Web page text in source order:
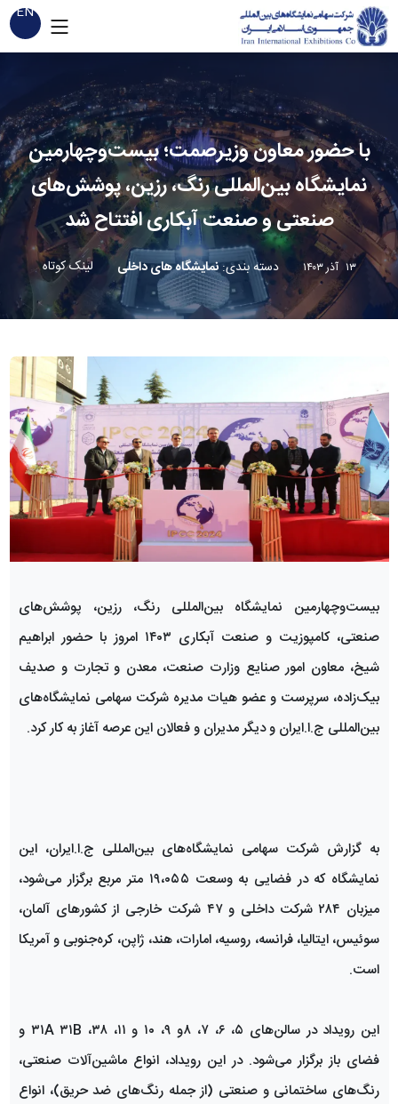
EN
با حضور معاون وزیرصمت؛ بیست‌وچهارمین
نمایشگاه بین‌المللی رنگ، رزین، پوشش‌های
صنعتی و صنعت آبکاری افتتاح شد
۱۳ آذر ۱۴۰۳ دسته بندی:نمایشگاه های داخلی لینک کوتاه
بیست‌وچهارمین نمایشگاه بین‌المللی رنگ، رزین، پوشش‌های
صنعتی، کامپوزیت و صنعت آبکاری ۱۴۰۳ امروز با حضور ابراهیم
شیخ، معاون امور صنایع وزارت صنعت، معدن و تجارت و صدیف
بیک‌زاده، سرپرست و عضو هیات مدیره شرکت سهامی نمایشگاه‌های
بین‌المللی ج.ا.ایران و دیگر مدیران و فعالان این عرصه آغاز به کار کرد.
به گزارش شرکت سهامی نمایشگاه‌های بین‌المللی ج.ا.ایران، این
نمایشگاه که در فضایی به وسعت ۱۹،۰۵۵ متر مربع برگزار می‌شود،
میزبان ۲۸۴ شرکت داخلی و ۴۷ شرکت خارجی از کشورهای آلمان،
سوئیس، ایتالیا، فرانسه، روسیه، امارات، هند، ژاپن، کره‌جنوبی و آمریکا
است.
این رویداد در سالن‌های ۵، ۶، ۷، ۸و ۹، ۱۰ و ۱۱، ۳۸، ۳۱A ۳۱B و
فضای باز برگزار می‌شود. در این رویداد، انواع ماشین‌آلات صنعتی،
رنگ‌های ساختمانی و صنعتی (از جمله رنگ‌های ضد حریق)، انواع